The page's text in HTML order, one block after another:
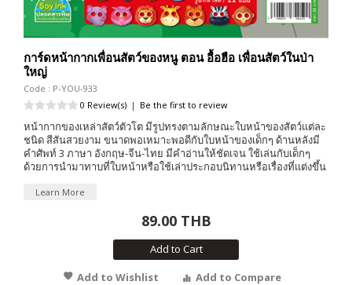
การ์ดหน้ากากเพื่อนสัตว์ของหนู ตอน อื้อฮือ เพื่อนสัตว์ในป่า
ใหญ่
Code : P-YOU-933
0 Review(s) | Be the first to review
หน้ากากของเหล่าสัตว์ตัวโต มีรูปทรงตามลักษณะใบหน้าของสัตว์แต่ละ
ชนิด สีสันสวยงาม ขนาดพอเหมาะพอดีกับใบหน้าของเด็กๆ ด้านหลังมี
คำศัพท์ 3 ภาษา อังกฤษ-จีน-ไทย มีคำอ่านให้ชัดเจน ใช้เล่นกับเด็กๆ
ด้วยการนำมาทาบที่ใบหน้าหรือใช้เล่าประกอบนิทานหรือเรื่องที่แต่งขึ้น
Learn More
89.00 THB
Add to Cart
Add to Wishlist
Add to Compare